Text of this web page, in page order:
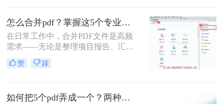
然而，面对这一看似简单的任务，许
多用户却不知从何下手，或者使用的
工具不够高效、安全。
怎么合并pdf？掌握这5个专业方法，效率提升300%！
在日常工作中，合并PDF文件是高频
需求——无论是整理项目报告、汇总
客户资料，还是准备学术论文。但许
多人仍在用低效、有风险的方法处理
我今天为你带来一份系统、专业的
赞 踩
如何把5个pdf弄成一个？两种实用方法详解分享！